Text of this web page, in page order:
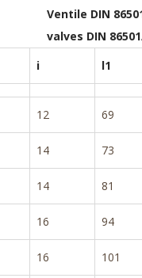
Ventile DIN
valves DIN
i l1
12 69
14 73
14 81
16 94
16 101